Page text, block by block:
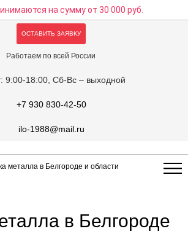
на суммуот 30 000 руб.
ОСТАВИТЬ ЗАЯВКУ
Работаем по всей России
9:00-18:00, Сб-Вс – выходной
+7 930 830-42-50
ilo-1988@mail.ru
металла в Белгороде и области
в Белгороде